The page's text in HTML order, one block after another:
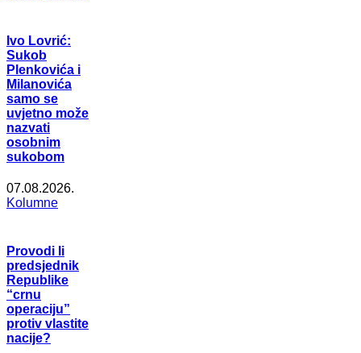
Ivo Lovrić:
Sukob
Plenkovića i
Milanovića
samo se
uvjetno može
nazvati
osobnim
sukobom
07.08.2026.
Kolumne
Provodi li
predsjednik
Republike
“crnu
operaciju”
protiv vlastite
nacije?